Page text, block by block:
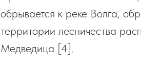
обрывается к реке Волга,
территории лесничества
Медведица [4].